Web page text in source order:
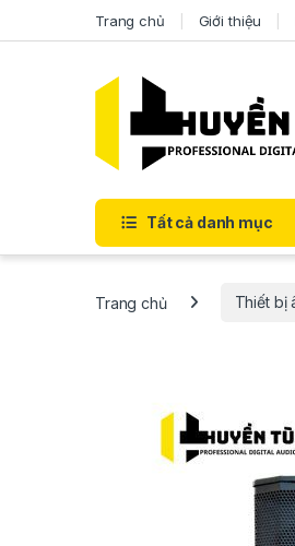
Trang chủ Giới thiệu
Tất cả danh mục
Trang chủ Thiết bị